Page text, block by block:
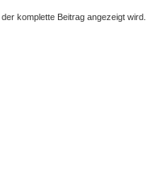
komplette Beitrag angezeigt wird.